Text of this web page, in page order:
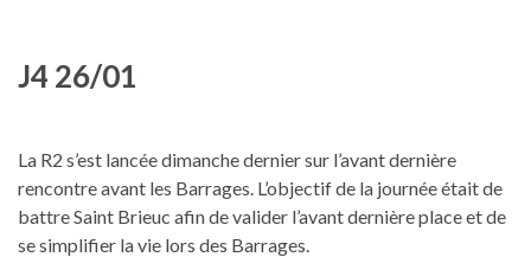
J4 26/01
La R2 s’est lancée dimanche dernier sur l’avant dernière
rencontre avant les Barrages. L’objectif de la journée était de
battre Saint Brieuc afin de valider l’avant dernière place et de
se simplifier la vie lors des Barrages.